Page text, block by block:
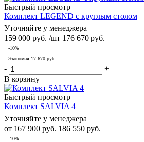
Быстрый просмотр
Комплект LEGEND с круглым столом
Уточняйте у менеджера
159 000 руб. /шт 176 670 руб.
-10%
Экономия 17 670 руб.
-
+
В корзину
Быстрый просмотр
Комплект SALVIA 4
Уточняйте у менеджера
от 167 900 руб. 186 550 руб.
-10%